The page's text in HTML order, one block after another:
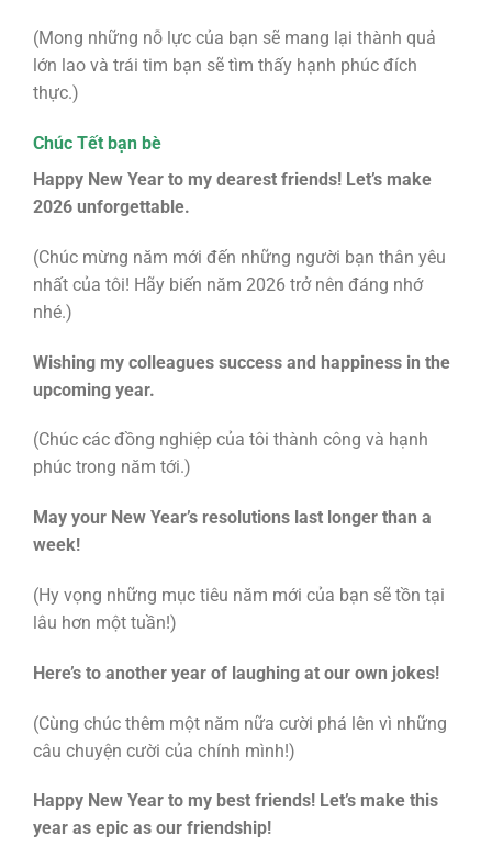
(Mong những nỗ lực của bạn sẽ mang lại thành quả
lớn lao và trái tim bạn sẽ tìm thấy hạnh phúc đích
thực.)
Chúc Tết bạn bè
Happy New Year to my dearest friends! Let’s make
2026 unforgettable.
(Chúc mừng năm mới đến những người bạn thân yêu
nhất của tôi! Hãy biến năm 2026 trở nên đáng nhớ
nhé.)
Wishing my colleagues success and happiness in the
upcoming year.
(Chúc các đồng nghiệp của tôi thành công và hạnh
phúc trong năm tới.)
May your New Year’s resolutions last longer than a
week!
(Hy vọng những mục tiêu năm mới của bạn sẽ tồn tại
lâu hơn một tuần!)
Here’s to another year of laughing at our own jokes!
(Cùng chúc thêm một năm nữa cười phá lên vì những
câu chuyện cười của chính mình!)
Happy New Year to my best friends! Let’s make this
year as epic as our friendship!